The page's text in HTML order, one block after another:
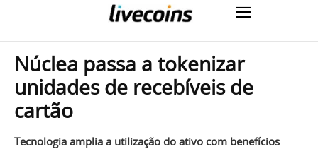
Núclea passa a tokenizar
unidades de recebíveis de
cartão
Tecnologia amplia a utilização do ativo com benefícios